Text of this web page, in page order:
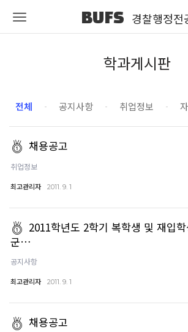
BUFS 경찰행정전
학과게시판
전체 공지사항 취업정보
채용공고
취업정보
최고관리자 2011. 9. 1
2011학년도 2학기 복학생 및 재입
군…
공지사항
최고관리자 2011. 9. 1
채용공고